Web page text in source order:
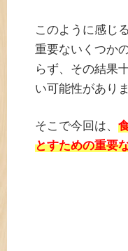
このように感じ
重要ないくつか
らず、その結果
い可能性がありま
そこで今回は、
とすための重要